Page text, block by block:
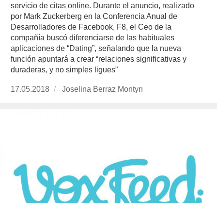
servicio de citas online. Durante el anuncio, realizado
por Mark Zuckerberg en la Conferencia Anual de
Desarrolladores de Facebook, F8, el Ceo de la
compañía buscó diferenciarse de las habituales
aplicaciones de “Dating”, señalando que la nueva
función apuntará a crear “relaciones significativas y
duraderas, y no simples ligues”
Publicado
17.05.2018
https://www.experimenta.es/author/joselina-
Joselina Berraz Montyn